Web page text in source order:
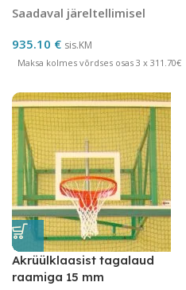
Saadaval järeltellimisel
935.10 € sis.KM
Maksa kolmes võrdses osas 3 x 311.70€
Akrüülklaasist tagalaud
raamiga 15 mm